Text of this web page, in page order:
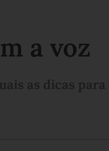
a voz
as dicas